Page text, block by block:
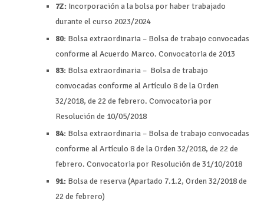
7Z: Incorporación a la bolsa por haber trabajado
durante el curso 2023/2024
80: Bolsa extraordinaria – Bolsa de trabajo convocadas
conforme al Acuerdo Marco. Convocatoria de 2013
83: Bolsa extraordinaria – Bolsa de trabajo
convocadas conforme al Artículo 8 de la Orden
32/2018, de 22 de febrero. Convocatoria por
Resolución de 10/05/2018
84: Bolsa extraordinaria – Bolsa de trabajo convocadas
conforme al Artículo 8 de la Orden 32/2018, de 22 de
febrero. Convocatoria por Resolución de 31/10/2018
91: Bolsa de reserva (Apartado 7.1.2, Orden 32/2018 de
22 de febrero)